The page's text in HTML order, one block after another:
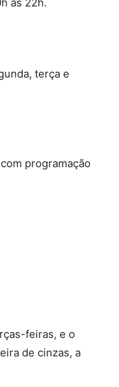
terça e
programação
feiras, e o
de cinzas, a